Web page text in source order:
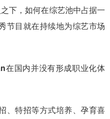
下，如何在综艺池中占据一
节目就在持续地为综艺市场
在国内并没有形成职业化体
、特招等方式培养、孕育喜